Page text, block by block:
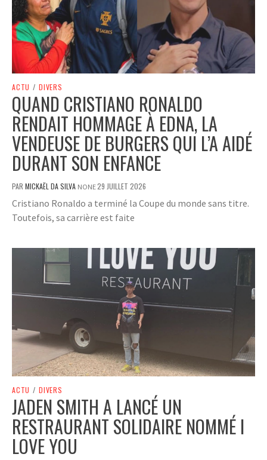
ACTU / DIVERS
QUAND CRISTIANO RONALDO
RENDAIT HOMMAGE À EDNA, LA
VENDEUSE DE BURGERS QUI L’A AIDÉ
DURANT SON ENFANCE
PAR MICKAËL DA SILVA NONE29 JUILLET 2026
Cristiano Ronaldo a terminé la Coupe du monde sans titre.
Toutefois, sa carrière est faite
ACTU / DIVERS
JADEN SMITH A LANCÉ UN
RESTRAURANT SOLIDAIRE NOMMÉ I
LOVE YOU